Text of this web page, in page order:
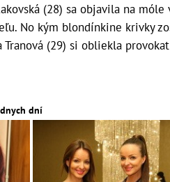
(28) sa objavila na
No kým blondínkine krivky
Tranová (29) si obliekla
dní